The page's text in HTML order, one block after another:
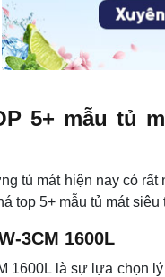
5+ mẫu tủ
tủ mát hiện nay có
top 5+ mẫu tủ mát
3CM 1600L
1600L là sự lựa chọn